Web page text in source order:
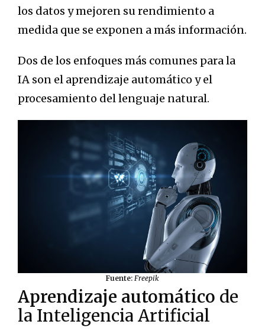
los datos y mejoren su rendimiento a
medida que se exponen a más información.
Dos de los enfoques más comunes para la
IA son el aprendizaje automático y el
procesamiento del lenguaje natural.
Fuente: Freepik
Aprendizaje automático de
la Inteligencia Artificial